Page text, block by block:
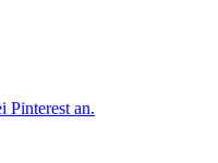
Pinterest an.